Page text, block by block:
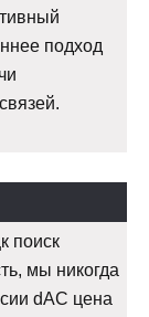
подход
поиск
мы никогда
dAC цена